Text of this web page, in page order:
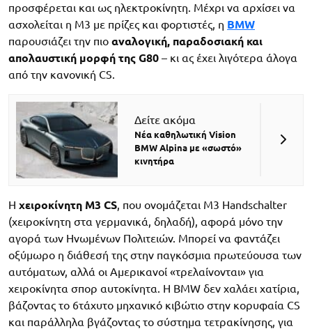
προσφέρεται και ως ηλεκτροκίνητη. Μέχρι να αρχίσει να
ασχολείται η M3 με πρίζες και φορτιστές, η BMW
παρουσιάζει την πιο αναλογική, παραδοσιακή και
απολαυστική μορφή της G80 – κι ας έχει λιγότερα άλογα
από την κανονική CS.
Δείτε ακόμα
Νέα καθηλωτική Vision
BMW Alpina με «σωστό»
κινητήρα
Η χειροκίνητη M3 CS , που ονομάζεται M3 Handschalter
(χειροκίνητη στα γερμανικά, δηλαδή), αφορά μόνο την
αγορά των Ηνωμένων Πολιτειών. Μπορεί να φαντάζει
οξύμωρο η διάθεσή της στην παγκόσμια πρωτεύουσα των
αυτόματων, αλλά οι Αμερικανοί «τρελαίνονται» για
χειροκίνητα σπορ αυτοκίνητα. Η BMW δεν χαλάει χατίρια,
βάζοντας το 6τάχυτο μηχανικό κιβώτιο στην κορυφαία CS
και παράλληλα βγάζοντας το σύστημα τετρακίνησης, για